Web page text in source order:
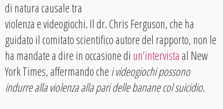
di natura causale tra
violenza e videogiochi. Il dr. Chris Ferguson, che ha
guidato il comitato scientifico autore del rapporto, non le
ha mandate a dire in occasione di un’intervista al New
York Times, affermando chei videogiochi possono
indurre alla violenza alla pari delle banane col suicidio.